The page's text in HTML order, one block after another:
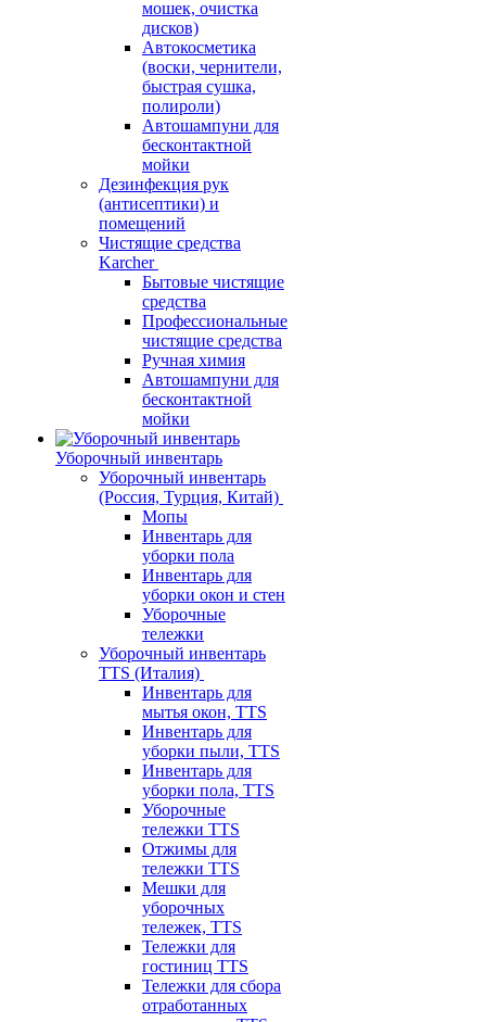
мошек, очистка
дисков)
Автокосметика
(воски, чернители,
быстрая сушка,
полироли)
Автошампуни для
бесконтактной
мойки
Дезинфекция рук
(антисептики) и
помещений
Чистящие средства
Karcher
Бытовые чистящие
средства
Профессиональные
чистящие средства
Ручная химия
Автошампуни для
бесконтактной
мойки
Уборочный инвентарь
Уборочный инвентарь
(Россия, Турция, Китай)
Мопы
Инвентарь для
уборки пола
Инвентарь для
уборки окон и стен
Уборочные
тележки
Уборочный инвентарь
TTS (Италия)
Инвентарь для
мытья окон, TTS
Инвентарь для
уборки пыли, TTS
Инвентарь для
уборки пола, TTS
Уборочные
тележки TTS
Отжимы для
тележки TTS
Мешки для
уборочных
тележек, TTS
Тележки для
гостиниц TTS
Тележки для сбора
отработанных